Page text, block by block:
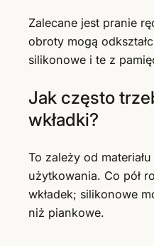
Zalecane jest pranie
obroty mogą
silikonowe i te z
Jak często
wkładki?
To zależy od
użytkowania. Co pół
wkładek; silikonowe
niż piankowe.